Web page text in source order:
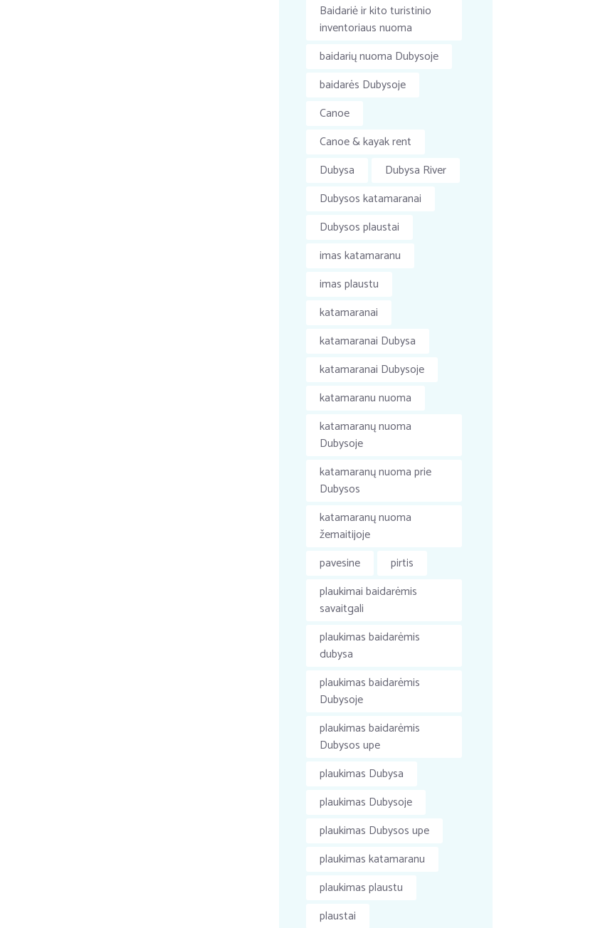
Baidariė ir kito turistinio
inventoriaus nuoma
baidarių nuoma Dubysoje
baidarės Dubysoje
Canoe
Canoe & kayak rent
Dubysa
Dubysa River
Dubysos katamaranai
Dubysos plaustai
imas katamaranu
imas plaustu
katamaranai
katamaranai Dubysa
katamaranai Dubysoje
katamaranu nuoma
katamaranų nuoma
Dubysoje
katamaranų nuoma prie
Dubysos
katamaranų nuoma
žemaitijoje
pavesine
pirtis
plaukimai baidarėmis
savaitgali
plaukimas baidarėmis
dubysa
plaukimas baidarėmis
Dubysoje
plaukimas baidarėmis
Dubysos upe
plaukimas Dubysa
plaukimas Dubysoje
plaukimas Dubysos upe
plaukimas katamaranu
plaukimas plaustu
plaustai